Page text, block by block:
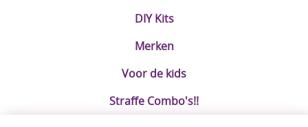
DIY Kits
Merken
Voor de kids
Straffe Combo's!!